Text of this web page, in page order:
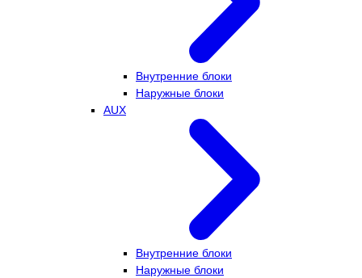
Внутренние блоки
Наружные блоки
AUX
Внутренние блоки
Наружные блоки